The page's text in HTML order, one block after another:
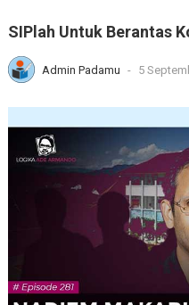
SIPlah Untuk Berantas
Admin Padamu - 5